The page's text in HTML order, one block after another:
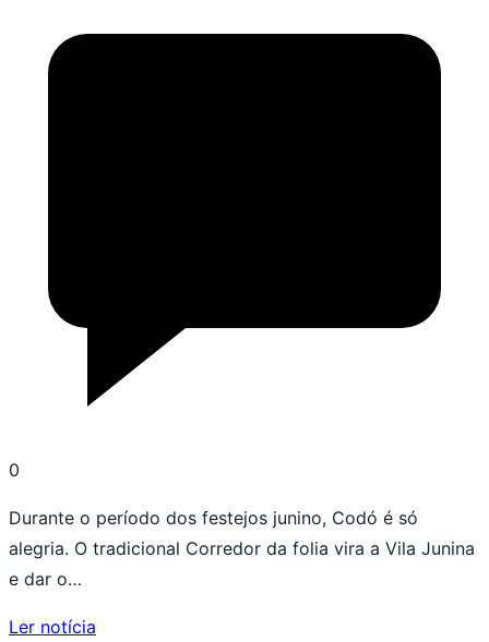
0
Durante o período dos festejos junino, Codó é só
alegria. O tradicional Corredor da folia vira a Vila Junina
e dar o…
Ler notícia